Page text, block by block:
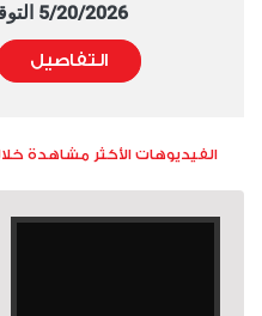
5/20/2026 التوقيت 8:00 PM
التفاصيل
الفيديوهات الأكثر مشاهدة